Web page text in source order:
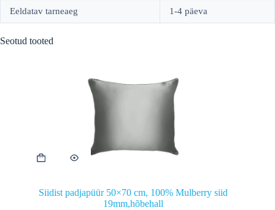
Eeldatav tarneaeg 1-4 päeva
Seotud tooted
Siidist padjapüür 50×70 cm, 100% Mulberry siid
19mm,hõbehall